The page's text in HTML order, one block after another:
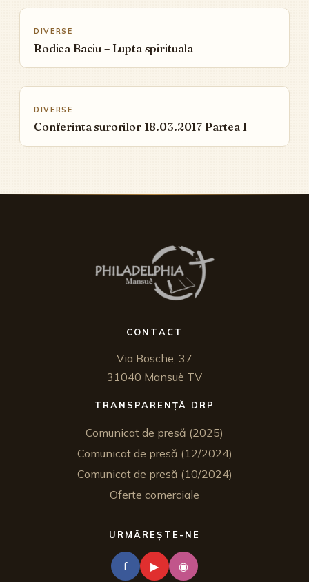
▶
DIVERSE
Rodica Baciu – Lupta spirituala
▶
DIVERSE
Conferinta surorilor 18.03.2017 Partea I
CONTACT
Via Bosche, 37
31040 Mansuè TV
TRANSPARENȚĂ DRP
Comunicat de presă (2025)
Comunicat de presă (12/2024)
Comunicat de presă (10/2024)
Oferte comerciale
URMĂREȘTE-NE
f ▶ ◉